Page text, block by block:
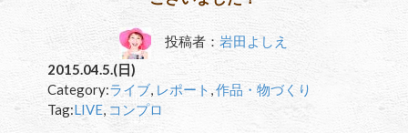
投稿者：岩田よしえ
2015.04.5.(日)
Category:ライブ, レポート,作品・物づくり
Tag:LIVE, コンプロ